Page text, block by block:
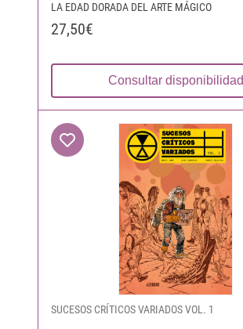
LA EDAD DORADA DEL ARTE MÁGICO
27,50€
Consultar disponibilidad
SUCESOS CRÍTICOS VARIADOS VOL. 1